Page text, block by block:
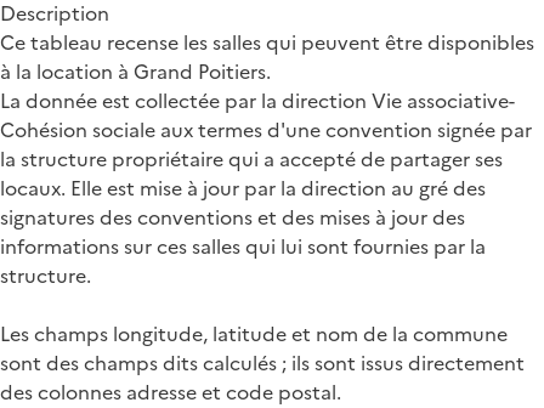
Description
Ce tableau recense les salles qui peuvent être disponibles
à la location à Grand Poitiers.
La donnée est collectée par la direction Vie associative-
Cohésion sociale aux termes d'une convention signée par
la structure propriétaire qui a accepté de partager ses
locaux. Elle est mise à jour par la direction au gré des
signatures des conventions et des mises à jour des
informations sur ces salles qui lui sont fournies par la
structure.
Les champs longitude, latitude et nom de la commune
sont des champs dits calculés ; ils sont issus directement
des colonnes adresse et code postal.